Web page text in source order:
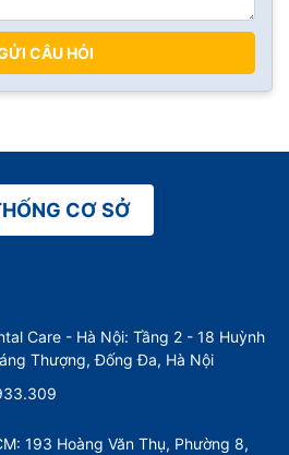
CÂU HỎI
CƠ SỞ
Care - Hà Nội: Tầng 2 - 18 Huỳnh
Thượng, Đống Đa, Hà Nội
193 Hoàng Văn Thụ, Phường 8,